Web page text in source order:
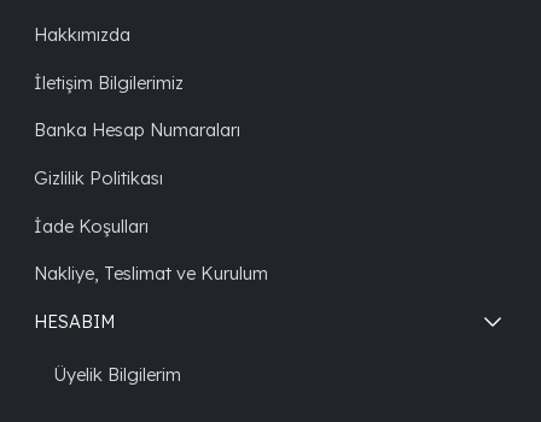
Hakkımızda
İletişim Bilgilerimiz
Banka Hesap Numaraları
Gizlilik Politikası
İade Koşulları
Nakliye, Teslimat ve Kurulum
HESABIM
Üyelik Bilgilerim